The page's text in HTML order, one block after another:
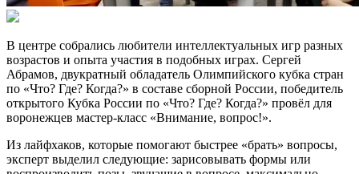
В центре собрались любители интеллектуальных игр разных
возрастов и опыта участия в подобных играх. Сергей
Абрамов, двукратный обладатель Олимпийского кубка стран
по «Что? Где? Когда?» в составе сборной России, победитель
открытого Кубка России по «Что? Где? Когда?» провёл для
воронежцев мастер-класс «Внимание, вопрос!».
Из лайфхаков, которые помогают быстрее «брать» вопросы,
эксперт выделил следующие: зарисовывать формы или